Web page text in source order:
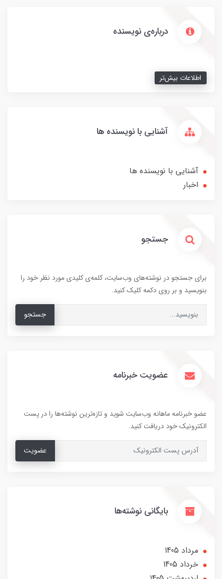
درباره‌ی نویسنده
اطلاعات بیش‌تر
آشنایی با نویسنده ها
آشنایی با نویسنده ها
اخبار
جستجو
برای جستجو در نوشته‌های وب‌سایت، کلمه‌ی کلیدی مورد نظر خود را
بنویسید و بر روی دکمه کلیک کنید.
جستجو
عضویت خبرنامه
عضو خبرنامه ماهانه وب‌سایت شوید و تازه‌ترین نوشته‌ها را در پست
الکترونیک خود دریافت کنید.
عضویت
بایگانی نوشته‌ها
مرداد 1405
خرداد 1405